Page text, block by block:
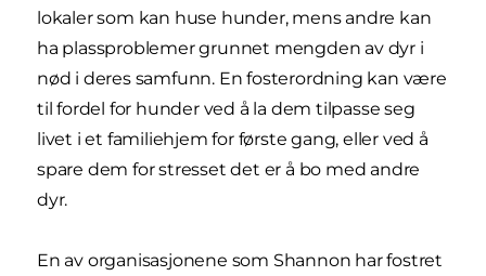
lokaler som kan huse hunder, mens andre kan
ha plassproblemer grunnet mengden av dyr i
nød i deres samfunn. En fosterordning kan være
til fordel for hunder ved å la dem tilpasse seg
livet i et familiehjem for første gang, eller ved å
spare dem for stresset det er å bo med andre
dyr.
En av organisasjonene som Shannon har fostret